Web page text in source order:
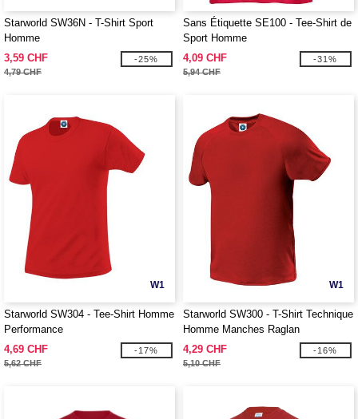
Starworld SW36N - T-Shirt Sport
Homme
3,59 CHF
4,79 CHF
-25%
Sans Étiquette SE100 - Tee-Shirt de
Sport Homme
4,09 CHF
5,94 CHF
-31%
W1
Starworld SW304 - Tee-Shirt Homme
Performance
4,69 CHF
5,62 CHF
-17%
W1
Starworld SW300 - T-Shirt Technique
Homme Manches Raglan
4,29 CHF
5,10 CHF
-16%